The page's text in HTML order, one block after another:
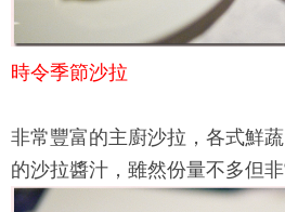
時令季節沙拉
非常豐富的主廚沙拉，各式鮮
的沙拉醬汁，雖然份量不多但非